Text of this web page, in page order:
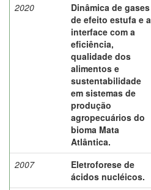
2020
Dinâmica de gases
de efeito estufa e a
interface com a
eficiência,
qualidade dos
alimentos e
sustentabilidade
em sistemas de
produção
agropecuários do
bioma Mata
Atlântica.
2007
Eletroforese de
ácidos nucléicos.